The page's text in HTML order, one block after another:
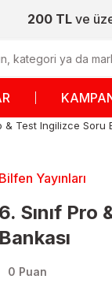
200 TLve
& Test Ingilizce Soru
Bilfen Yayınları
6. Sınıf
Bankası
0 Puan